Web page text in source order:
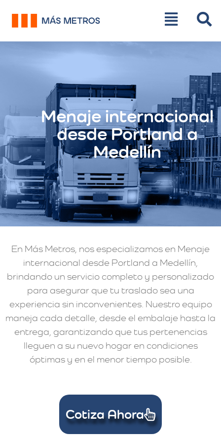
Menaje internacional
desde Portland a
Medellín
En Más Metros, nos especializamos en Menaje
internacional desde Portland a Medellín,
brindando un servicio completo y personalizado
para asegurar que tu traslado sea una
experiencia sin inconvenientes. Nuestro equipo
maneja cada detalle, desde el embalaje hasta la
entrega, garantizando que tus pertenencias
lleguen a su nuevo hogar en condiciones
óptimas y en el menor tiempo posible.
Cotiza Ahora